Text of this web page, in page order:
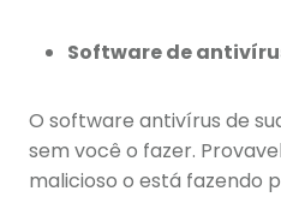
Software de
O software antivírus de
sem você o fazer.
malicioso o está fazendo